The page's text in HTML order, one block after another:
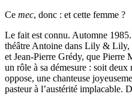
Ce mec, donc : et cette femme ?
Le fait est connu. Automne
théâtre Antoine dans Lily & Lily,
et Jean-Pierre Grédy, que Pierre
un rôle à sa démesure : soit
oppose, une chanteuse
pasteur à l’austérité implacable.